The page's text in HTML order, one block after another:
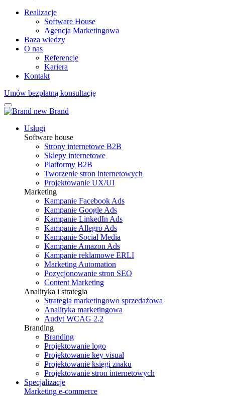
Realizacje
Software House
Agencja Marketingowa
Baza wiedzy
O nas
Referencje
Kariera
Kontakt
Umów bezpłatną konsultację
Usługi
Software house
Strony internetowe B2B
Sklepy internetowe
Platformy B2B
Tworzenie stron internetowych
Projektowanie UX/UI
Marketing
Kampanie Facebook Ads
Kampanie Google Ads
Kampanie LinkedIn Ads
Kampanie Allegro Ads
Kampanie Social Media
Kampanie Amazon Ads
Kampanie reklamowe ERLI
Marketing Automation
Pozycjonowanie stron SEO
Content Marketing
Analityka i strategia
Strategia marketingowo sprzedażowa
Analityka marketingowa
Audyt WCAG 2.2
Branding
Branding
Projektowanie logo
Projektowanie key visual
Projektowanie księgi znaku
Projektowanie stron internetowych
Specjalizacje
Marketing e⁠‑commerce